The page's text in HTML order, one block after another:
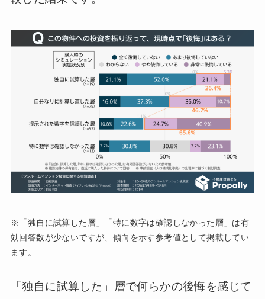
※「独自に試算した層」「特に数字は確認しなかった層」は有
効回答数が少ないですが、傾向を示す参考値として掲載してい
ます。
「独自に試算した」層で何らかの後悔を感じて